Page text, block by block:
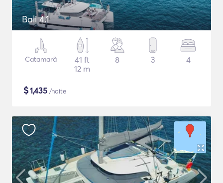
Bali 4.1
Catamarã
41 ft
12 m
8 3 4
$1,435 /noite